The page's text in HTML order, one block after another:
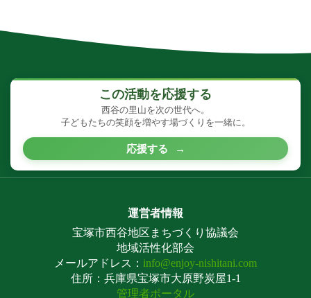
この活動を応援する
西谷の里山を次の世代へ。
子どもたちの笑顔を増やす場づくりを一緒に。
応援する →
運営者情報
宝塚市西谷地区まちづくり協議会
地域活性化部会
メールアドレス： info@enjoy-nishitani.com
住所：兵庫県宝塚市大原野炭屋1-1
管理者ポータル